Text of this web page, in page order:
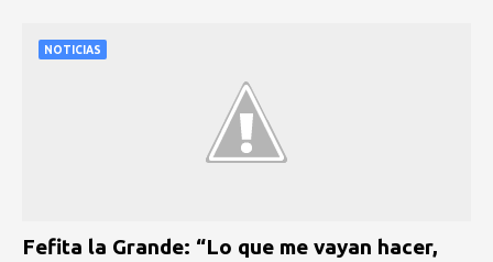
NOTICIAS
Fefita la Grande: “Lo que me vayan hacer,